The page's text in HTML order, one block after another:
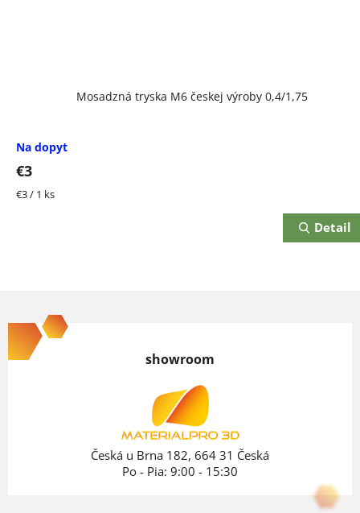
Mosadzná tryska M6 českej výroby 0,4/1,75
Na dopyt
€3
Jednotková
€3 / 1 ks
Detail
á
p
showroom
Česká u Brna 182, 664 31 Česká
Po - Pia: 9:00 - 15:30